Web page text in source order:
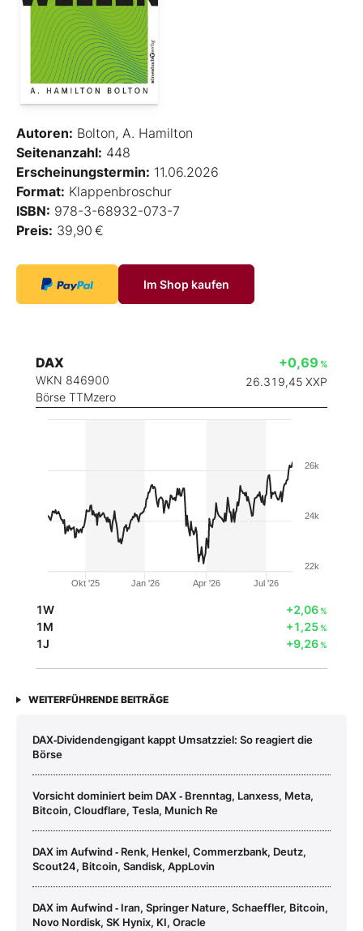
Autoren: Bolton, A. Hamilton
Seitenanzahl: 448
Erscheinungstermin: 11.06.2026
Format: Klappenbroschur
ISBN: 978-3-68932-073-7
Preis: 39,90 €
Im Shop kaufen
DAX
WKN 846900
Börse TTMzero
+0,69 %
26.319,45 XXP
Okt '25 Jan '26 Apr '26 Jul '26
22k
24k
26k
1W +2,06%
1M +1,25%
1J +9,26%
WEITERFÜHRENDE BEITRÄGE
DAX‑Dividendengigant kappt Umsatzziel: So reagiert die
Börse
Vorsicht dominiert beim DAX ‑ Brenntag, Lanxess, Meta,
Bitcoin, Cloudflare, Tesla, Munich Re
DAX im Aufwind ‑ Renk, Henkel, Commerzbank, Deutz,
Scout24, Bitcoin, Sandisk, AppLovin
DAX im Aufwind ‑ Iran, Springer Nature, Schaeffler, Bitcoin,
Novo Nordisk, SK Hynix, KI, Oracle